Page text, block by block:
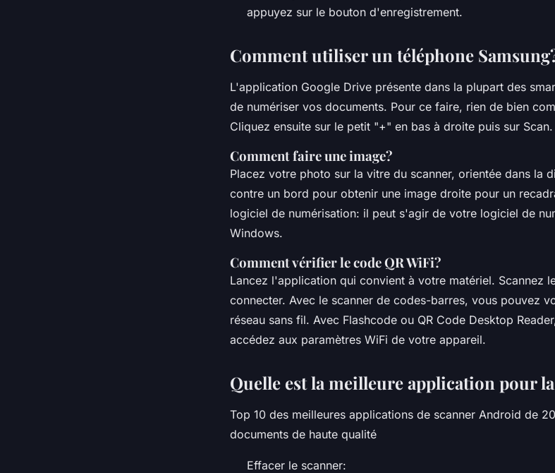
appuyez sur le bouton d'enregistrement.
Comment utiliser un téléphone
L'application Google Drive présente dans la plupart des
de numériser vos documents. Pour ce faire, rien de bien
Cliquez ensuite sur le petit "+" en bas à droite puis sur Scan.
Comment faire une image?
Placez votre photo sur la vitre du scanner, orientée dans la
contre un bord pour obtenir une image droite pour un
logiciel de numérisation: il peut s'agir de votre logiciel de
Windows.
Comment vérifier le code QR WiFi?
Lancez l'application qui convient à votre matériel. Scannez
connecter. Avec le scanner de codes-barres, vous pouvez
réseau sans fil. Avec Flashcode ou QR Code Desktop
accédez aux paramètres WiFi de votre appareil.
Quelle est la meilleure application pour
Top 10 des meilleures applications de scanner Android de
documents de haute qualité
Effacer le scanner: